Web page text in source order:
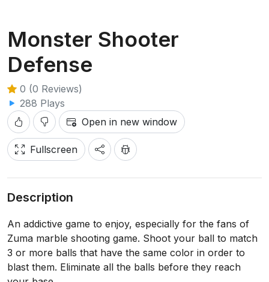
Monster Shooter
Defense
0 (0 Reviews)
288 Plays
Open in new window
Fullscreen
Description
An addictive game to enjoy, especially for the fans of
Zuma marble shooting game. Shoot your ball to match
3 or more balls that have the same color in order to
blast them. Eliminate all the balls before they reach